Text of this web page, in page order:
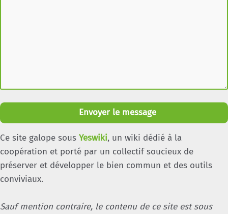
Envoyer le message
Ce site galope sous Yeswiki, un wiki dédié à la
coopération et porté par un collectif soucieux de
préserver et développer le bien commun et des outils
conviviaux.
Sauf mention contraire, le contenu de ce site est sous